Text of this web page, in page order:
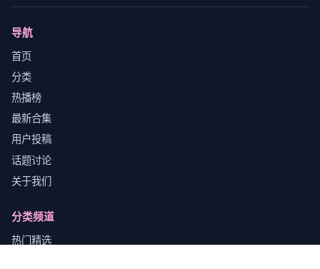
导航
首页
分类
热播榜
最新合集
用户投稿
话题讨论
关于我们
分类频道
热门精选